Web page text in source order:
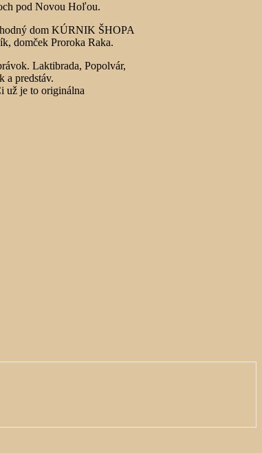
pod Novou Hoľou.
dom KÚRNIK ŠHOPA
domček Proroka Raka.
Laktibrada, Popolvár,
a predstáv.
už je to originálna